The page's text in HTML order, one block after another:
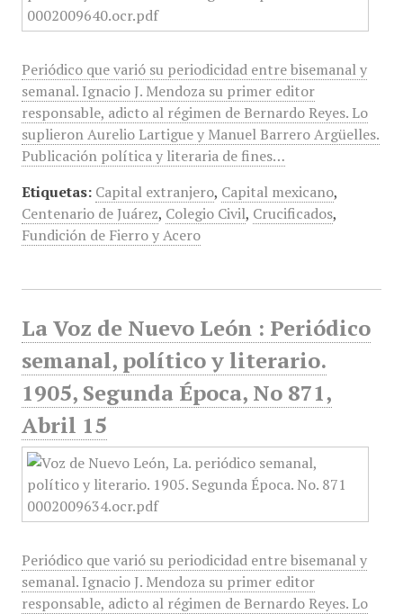
Periódico que varió su periodicidad entre bisemanal y
semanal. Ignacio J. Mendoza su primer editor
responsable, adicto al régimen de Bernardo Reyes. Lo
suplieron Aurelio Lartigue y Manuel Barrero Argüelles.
Publicación política y literaria de fines…
Etiquetas: Capital extranjero, Capital mexicano,
Centenario de Juárez, Colegio Civil, Crucificados,
Fundición de Fierro y Acero
La Voz de Nuevo León : Periódico
semanal, político y literario.
1905, Segunda Época, No 871,
Abril 15
Periódico que varió su periodicidad entre bisemanal y
semanal. Ignacio J. Mendoza su primer editor
responsable, adicto al régimen de Bernardo Reyes. Lo